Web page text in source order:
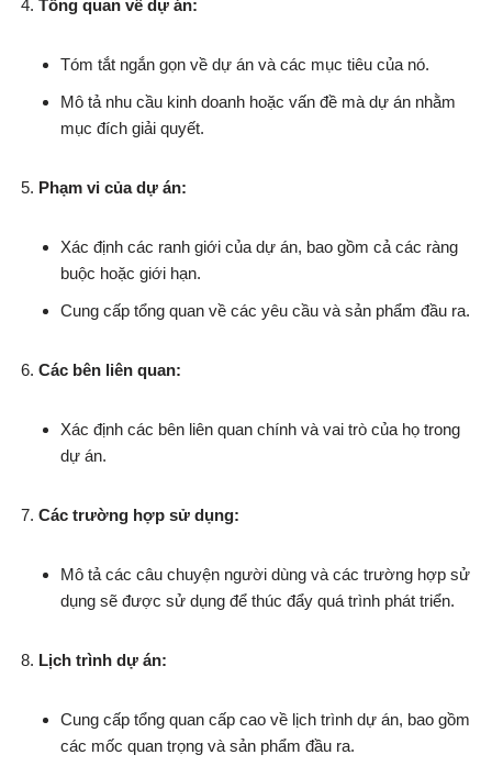
Tổng quan về dự án:
Tóm tắt ngắn gọn về dự án và các mục tiêu của nó.
Mô tả nhu cầu kinh doanh hoặc vấn đề mà dự án nhằm
mục đích giải quyết.
Phạm vi của dự án:
Xác định các ranh giới của dự án, bao gồm cả các ràng
buộc hoặc giới hạn.
Cung cấp tổng quan về các yêu cầu và sản phẩm đầu ra.
Các bên liên quan:
Xác định các bên liên quan chính và vai trò của họ trong
dự án.
Các trường hợp sử dụng:
Mô tả các câu chuyện người dùng và các trường hợp sử
dụng sẽ được sử dụng để thúc đẩy quá trình phát triển.
Lịch trình dự án:
Cung cấp tổng quan cấp cao về lịch trình dự án, bao gồm
các mốc quan trọng và sản phẩm đầu ra.